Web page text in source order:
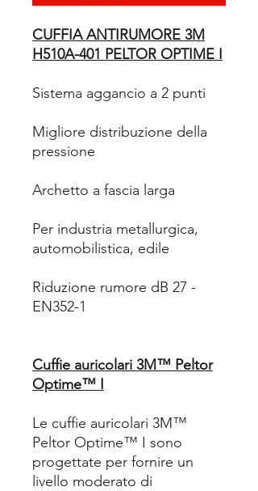
CUFFIA ANTIRUMORE 3M
H510A-401 PELTOR OPTIME I
Sistema aggancio a 2 punti
Migliore distribuzione della
pressione
Archetto a fascia larga
Per industria metallurgica,
automobilistica, edile
Riduzione rumore dB 27 -
EN352-1
Cuffie auricolari 3M™ Peltor
Optime™ I
Le cuffie auricolari 3M™
Peltor Optime™ I sono
progettate per fornire un
livello moderato di